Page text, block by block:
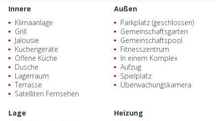
Innere
Klimaanlage
Grill
Jalousie
Küchengeräte
Offene Küche
Dusche
Lagerraum
Terrasse
Satelliten Fernsehen
Außen
Parkplatz (geschlossen)
Gemeinschaftsgarten
Gemeinschaftspool
Fitnesszentrum
In einem Komplex
Aufzug
Spielplatz
Überwachungskamera
Lage
Heizung